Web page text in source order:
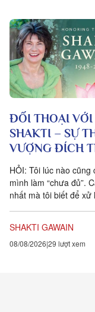
ĐỐI THOẠI VỚI
SHAKTI – SỰ
VƯỢNG ĐÍCH
HỎI: Tôi lúc nào cũng
mình làm “chưa đủ”.
nhất mà tôi biết để xử
SHAKTI GAWAIN
08/08/2026 29 lượt xem